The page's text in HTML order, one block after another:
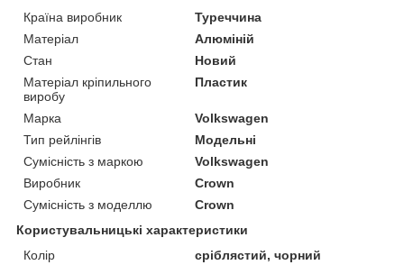
Країна виробник
Туреччина
Матеріал
Алюміній
Стан
Новий
Матеріал кріпильного
виробу
Пластик
Марка
Volkswagen
Тип рейлінгів
Модельні
Сумісність з маркою
Volkswagen
Виробник
Crown
Сумісність з моделлю
Crown
Користувальницькі характеристики
Колір
сріблястий, чорний